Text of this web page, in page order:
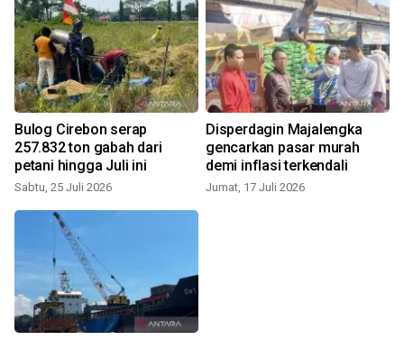
Bulog Cirebon serap
257.832 ton gabah dari
petani hingga Juli ini
Sabtu, 25 Juli 2026
Disperdagin Majalengka
gencarkan pasar murah
demi inflasi terkendali
Jumat, 17 Juli 2026